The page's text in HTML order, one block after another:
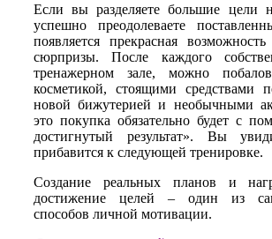
Если вы разделяете большие цели
успешно преодолеваете
появляется прекрасная
сюрпризы. После каждого
тренажерном зале, можно
косметикой, стоящими средствами
новой бижутерией и необычными
это покупка обязательно будет с
достигнутый результат». Вы
прибавится к следующей тренировке.
Создание реальных планов и
достижение целей – один из
способов личной мотивации.